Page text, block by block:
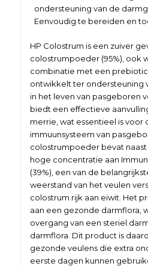
ondersteuning van de
Eenvoudig te bereiden en
HP Colostrum is een zuiver
colostrumpoeder (95%), ook
combinatie met een
ontwikkelt ter ondersteuning
in het leven van pasgeboren
biedt een effectieve
merrie, wat essentieel is voor
immuunsysteem van
colostrumpoeder bevat
hoge concentratie aan
(39%), een van de
weerstand van het veulen
colostrum rijk aan eiwit. Het
aan een gezonde darmflora,
overgang van een steriel
darmflora. Dit product is
gezonde veulens die extra
eerste dagen kunnen